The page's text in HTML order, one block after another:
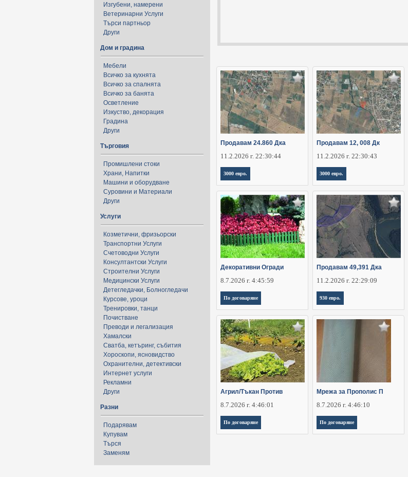
Изгубени, намерени
Ветеринарни Услуги
Търси партньор
Други
Дом и градина
Мебели
Всичко за кухнята
Всичко за спалнята
Всичко за банята
Осветление
Изкуство, декорация
Градина
Други
Търговия
Промишлени стоки
Храни, Напитки
Машини и оборудване
Суровини и Материали
Други
Услуги
Козметични, фризьорски
Транспортни Услуги
Счетоводни Услуги
Консултантски Услуги
Строителни Услуги
Медицински Услуги
Детегледачки, Болногледачи
Курсове, уроци
Тренировки, танци
Почистване
Преводи и легализация
Хамалски
Сватба, кетъринг, събития
Хороскопи, ясновидство
Охранителни, детективски
Интернет услуги
Рекламни
Други
Разни
Подарявам
Купувам
Търся
Заменям
Продавам 24.860 Дка
11.2.2026 г. 22:30:44
3000 евро.
Продавам 12, 008 Дк
11.2.2026 г. 22:30:43
3000 евро.
Декоративни Огради
8.7.2026 г. 4:45:59
По договаряне
Продавам 49,391 Дка
11.2.2026 г. 22:29:09
930 евро.
Агрил/Тъкан Против
8.7.2026 г. 4:46:01
По договаряне
Мрежа за Прополис П
8.7.2026 г. 4:46:10
По договаряне